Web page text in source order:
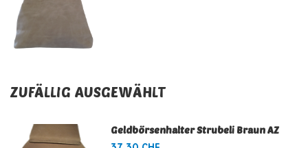
ZUFÄLLIG AUSGEWÄHLT
Geldbörsenhalter Strubeli Braun AZ